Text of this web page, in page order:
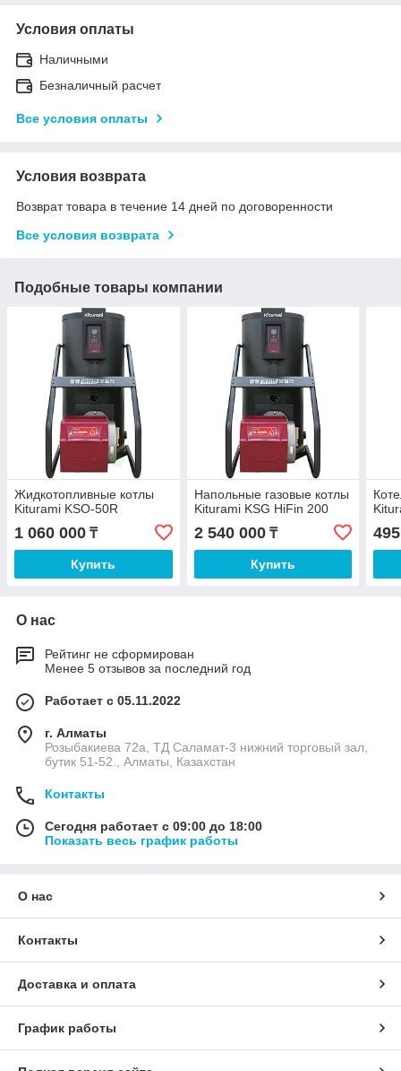
Условия оплаты
Наличными
Безналичный расчет
Все условия оплаты
Условия возврата
Возврат товара в течение 14 дней по договоренности
Все условия возврата
Подобные товары компании
Жидкотопливные котлы
Kiturami KSO-50R
1 060 000 ₸
Купить
Напольные газовые котлы
Kiturami KSG HiFin 200
2 540 000₸
Купить
О нас
Рейтинг не сформирован
Менее 5 отзывов за последний год
Работает с 05.11.2022
г. Алматы
Розыбакиева 72а, ТД Саламат-3 нижний торговый зал,
бутик 51-52., Алматы, Казахстан
Контакты
Сегодня работает с 09:00 до 18:00
Показать весь график работы
О нас
Контакты
Доставка и оплата
График работы